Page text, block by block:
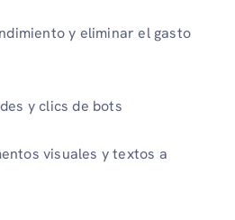
y eliminar el gasto
y clics de bots
visuales y textos a